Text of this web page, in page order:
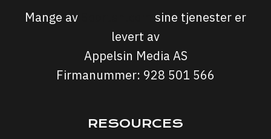
Mange av
sine tjenester er
levert av
Appelsin Media AS
Firmanummer: 928 501 566
RESOURCES